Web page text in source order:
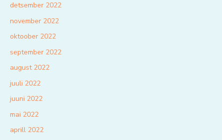
detsember 2022
november 2022
oktoober 2022
september 2022
august 2022
juuli 2022
juuni 2022
mai 2022
aprill 2022